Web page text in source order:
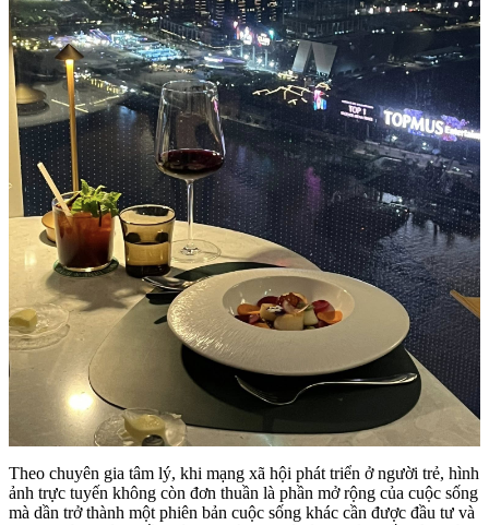
Theo chuyên gia tâm lý, khi mạng xã hội phát triển ở người trẻ, hình
ảnh trực tuyến không còn đơn thuần là phần mở rộng của cuộc sống
mà dần trở thành một phiên bản cuộc sống khác cần được đầu tư và